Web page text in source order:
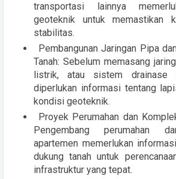
transportasi lainnya
geoteknik untuk memastikan
stabilitas.
Pembangunan Jaringan Pipa
Tanah: Sebelum memasang
listrik, atau sistem drainase
diperlukan informasi tentang
kondisi geoteknik.
Proyek Perumahan dan
Pengembang perumahan
apartemen memerlukan
dukung tanah untuk
infrastruktur yang tepat.